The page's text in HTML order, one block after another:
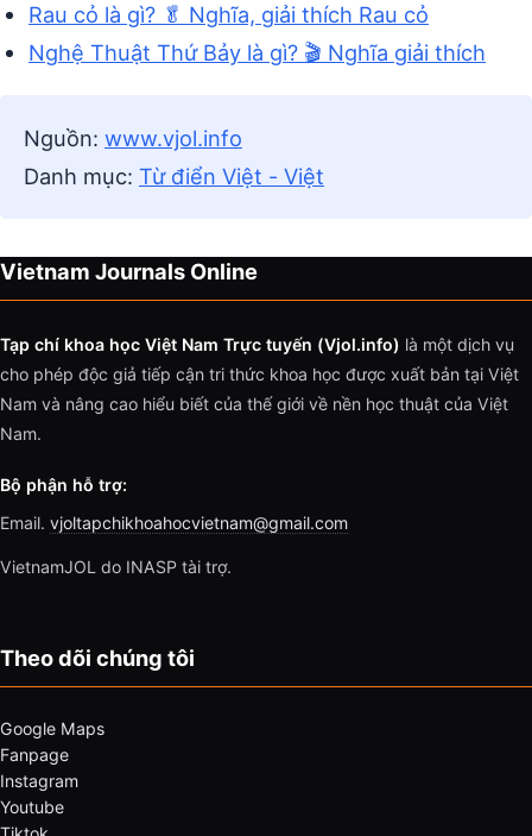
Rau cỏ là gì? 🥬 Nghĩa, giải thích Rau cỏ
Nghệ Thuật Thứ Bảy là gì? 🎬 Nghĩa giải thích
Nguồn: www.vjol.info
Danh mục: Từ điển Việt - Việt
Vietnam Journals Online
Tạp chí khoa học Việt Nam Trực tuyến (Vjol.info) là một dịch vụ
cho phép độc giả tiếp cận tri thức khoa học được xuất bản tại Việt
Nam và nâng cao hiểu biết của thế giới về nền học thuật của Việt
Nam.
Bộ phận hỗ trợ:
Email. vjoltapchikhoahocvietnam@gmail.com
VietnamJOL do INASP tài trợ.
Theo dõi chúng tôi
Google Maps
Fanpage
Instagram
Youtube